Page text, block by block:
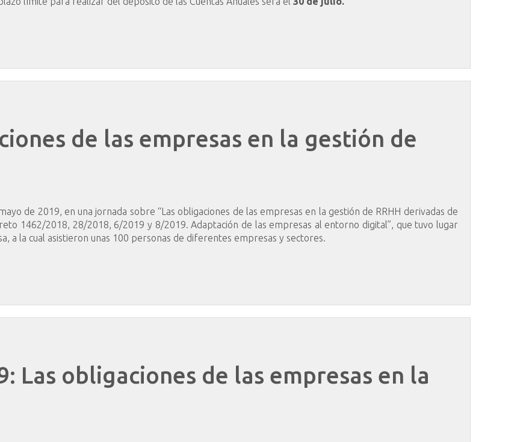
de las empresas en la gestión de
de 2019, en una jornada sobre “Las obligaciones de las empresas en la gestión de RRHH derivadas de
1462/2018, 28/2018, 6/2019 y 8/2019. Adaptación de las empresas al entorno digital”, que tuvo lugar
a la cual asistieron unas 100 personas de diferentes empresas y sectores.
Las obligaciones de las empresas en la